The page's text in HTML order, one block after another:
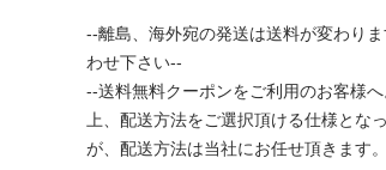
--離島、海外宛の発送は送料が変わり
わせ下さい--
--送料無料クーポンをご利用のお客様
上、配送方法をご選択頂ける仕様とな
が、配送方法は当社にお任せ頂きます